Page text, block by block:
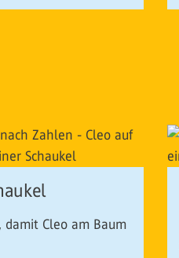
Cleo am Baum